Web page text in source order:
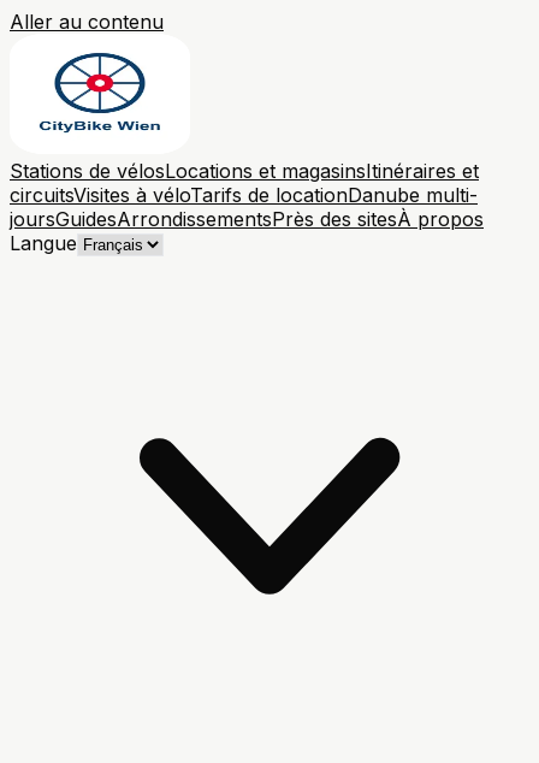
Aller au contenu
Stations de vélosLocations et magasinsItinéraires et
circuitsVisites à véloTarifs de locationDanube multi-
joursGuidesArrondissementsPrès des sitesÀ propos
Langue